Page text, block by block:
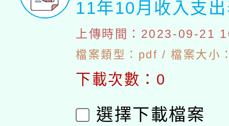
11年10月收入支
上傳時間：2023-09-21
檔案類型：pdf / 檔案大小
下載次數：0
選擇下載檔案